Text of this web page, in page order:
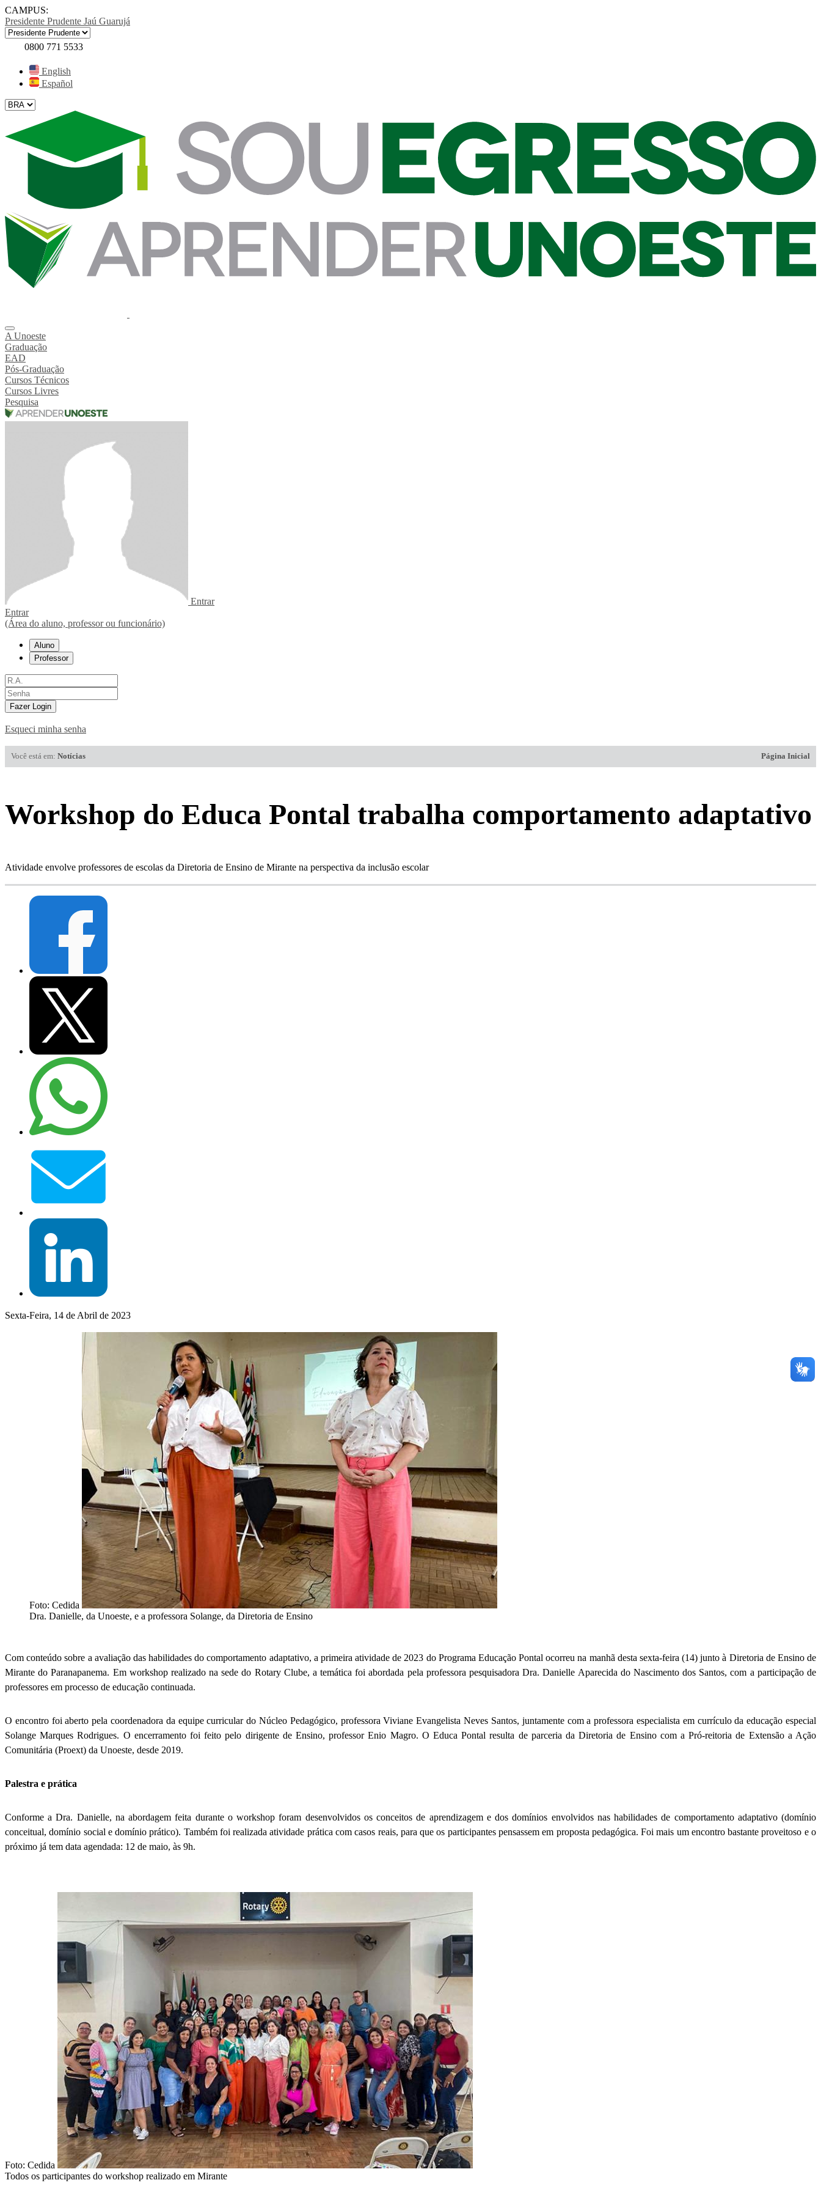
CAMPUS:
Presidente Prudente Jaú Guarujá
0800 771 5533
English
Español
A Unoeste
Graduação
EAD
Pós-Graduação
Cursos Técnicos
Cursos Livres
Pesquisa
Entrar
Entrar
(Área do aluno, professor ou funcionário)
Aluno
Professor
Fazer Login
Esqueci minha senha
Você está em: Notícias Página Inicial
Workshop do Educa Pontal trabalha comportamento adaptativo
Atividade envolve professores de escolas da Diretoria de Ensino de Mirante na perspectiva da inclusão escolar
Sexta-Feira, 14 de Abril de 2023
Foto: Cedida
Dra. Danielle, da Unoeste, e a professora Solange, da Diretoria de Ensino
Com conteúdo sobre a avaliação das habilidades do comportamento adaptativo, a primeira atividade de 2023 do Programa Educação Pontal ocorreu na manhã desta sexta-feira (14) junto à Diretoria de Ensino de
Mirante do Paranapanema. Em workshop realizado na sede do Rotary Clube, a temática foi abordada pela professora pesquisadora Dra. Danielle Aparecida do Nascimento dos Santos, com a participação de
professores em processo de educação continuada.
O encontro foi aberto pela coordenadora da equipe curricular do Núcleo Pedagógico, professora Viviane Evangelista Neves Santos, juntamente com a professora especialista em currículo da educação especial
Solange Marques Rodrigues. O encerramento foi feito pelo dirigente de Ensino, professor Enio Magro. O Educa Pontal resulta de parceria da Diretoria de Ensino com a Pró-reitoria de Extensão a Ação
Comunitária (Proext) da Unoeste, desde 2019.
Palestra e prática
Conforme a Dra. Danielle, na abordagem feita durante o workshop foram desenvolvidos os conceitos de aprendizagem e dos domínios envolvidos nas habilidades de comportamento adaptativo (domínio
conceitual, domínio social e domínio prático). Também foi realizada atividade prática com casos reais, para que os participantes pensassem em proposta pedagógica. Foi mais um encontro bastante proveitoso e o
próximo já tem data agendada: 12 de maio, às 9h.
Foto: Cedida
Todos os participantes do workshop realizado em Mirante